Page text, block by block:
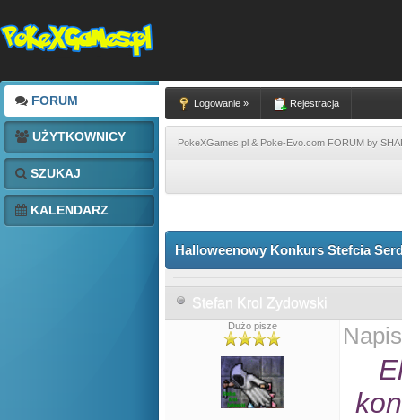
FORUM
UŻYTKOWNICY
SZUKAJ
KALENDARZ
Logowanie » Rejestracja
PokeXGames.pl & Poke-Evo.com FORUM by
Halloweenowy Konkurs Stefcia
Stefan Krol Zydowski
Dużo pisze